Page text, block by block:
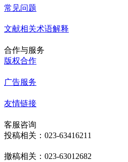
常见问题
文献相关术语解释
合作与服务
版权合作
广告服务
友情链接
客服咨询
投稿相关：023-63416211
撤稿相关：023-63012682